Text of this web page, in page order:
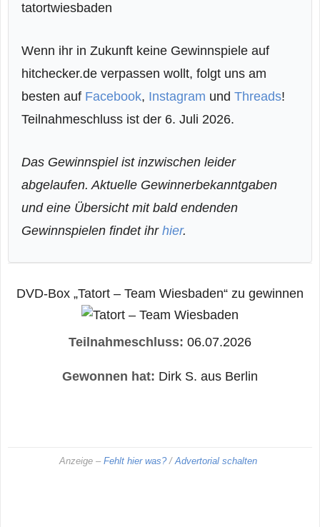
tatortwiesbaden
Wenn ihr in Zukunft keine Gewinnspiele auf
hitchecker.de verpassen wollt, folgt uns am
besten auf Facebook, Instagram und Threads!
Teilnahmeschluss ist der 6. Juli 2026.
Das Gewinnspiel ist inzwischen leider
abgelaufen. Aktuelle Gewinnerbekanntgaben
und eine Übersicht mit bald endenden
Gewinnspielen findet ihr hier.
DVD-Box „Tatort – Team Wiesbaden“ zu gewinnen
Teilnahmeschluss: 06.07.2026
Gewonnen hat: Dirk S. aus Berlin
Anzeige – Fehlt hier was? / Advertorial schalten